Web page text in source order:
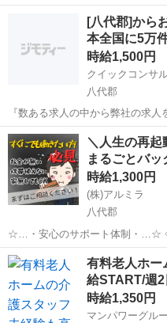
[八代郡]から
本全国に5万
時給1,500円
クイックコンサ
八代郡
『数ある求人の中から弊社の求
す!!』 全国に様々な求人を5万件
況に応じてマッチしそうな求人
けしてみたい方やどんな求...
熊本 八代郡 工場 ス
＼人生の再
まるごとバ
時給1,300円
(株)アルミラ
八代郡
☆…・安心のサポート体制・…☆ ◇ 住まいの心配ゼロ！ ◇ • 個室1R
完全無料！ • 即日入寮OK！など ◇ 所持金ゼロでもスタートできる！
◇ • 食費・生活
熊本 工場
有料老人ホー
給START/週
時給1,350円
マンパワーグル